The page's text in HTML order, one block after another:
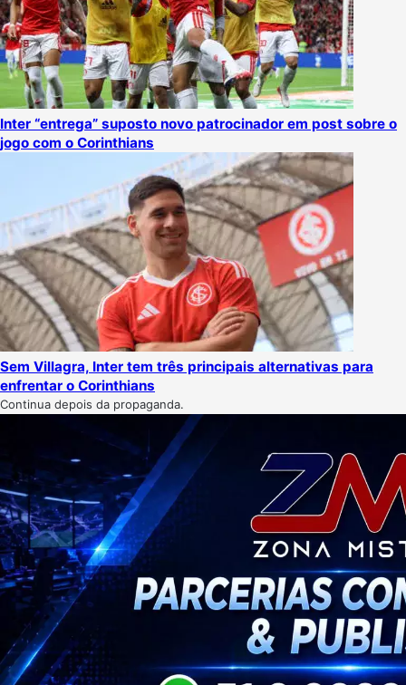
Inter “entrega” suposto novo patrocinador em post sobre o
jogo com o Corinthians
Sem Villagra, Inter tem três principais alternativas para
enfrentar o Corinthians
Continua depois da propaganda.